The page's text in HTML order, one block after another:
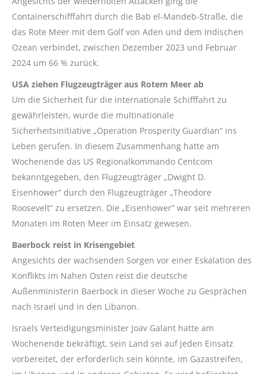
Containerschifffahrt durch die Bab el-Mandeb-Straße, die
das Rote Meer mit dem Golf von Aden und dem Indischen
Ozean verbindet, zwischen Dezember 2023 und Februar
2024 um 66 % zurück.
USA ziehen Flugzeugträger aus Rotem Meer ab
Um die Sicherheit für die internationale Schifffahrt zu
gewährleisten, wurde die multinationale
Sicherheitsinitiative „Operation Prosperity Guardian“ ins
Leben gerufen. In diesem Zusammenhang hatte am
Wochenende das US Regionalkommando Centcom
bekanntgegeben, den Flugzeugträger „Dwight D.
Eisenhower“ durch den Flugzeugträger „Theodore
Roosevelt“ zu ersetzen. Die „Eisenhower“ war seit mehreren
Monaten im Roten Meer im Einsatz gewesen.
Baerbock reist in Krisengebiet
Angesichts der wachsenden Sorgen vor einer Eskalation des
Konflikts im Nahen Osten reist die deutsche
Außenministerin Baerbock in dieser Woche zu Gesprächen
nach Israel und in den Libanon.
Israels Verteidigungsminister Joav Galant hatte am
Wochenende bekräftigt, sein Land sei auf jeden Einsatz
vorbereitet, der erforderlich sein könnte, im Gazastreifen,